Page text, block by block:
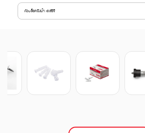
หัวบล็อคยิงฝ้า เอสซีจี